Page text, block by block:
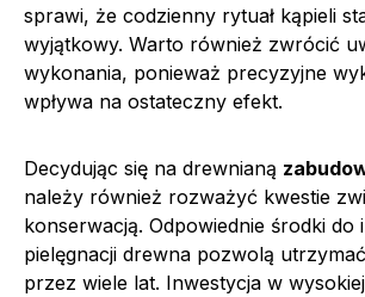
sprawi, że codzienny rytuał kąpieli
wyjątkowy. Warto również zwrócić
wykonania, ponieważ precyzyjne
wpływa na ostateczny efekt.
Decydując się na drewnianą
należy również rozważyć kwestie
konserwacją. Odpowiednie środki do
pielęgnacji drewna pozwolą
przez wiele lat. Inwestycja w